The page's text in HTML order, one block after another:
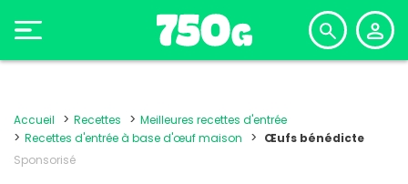
Accueil Recettes
Meilleures recettes d'entrée
Recettes d'entrée à base d'œuf maison
Œufs bénédicte
Sponsorisé